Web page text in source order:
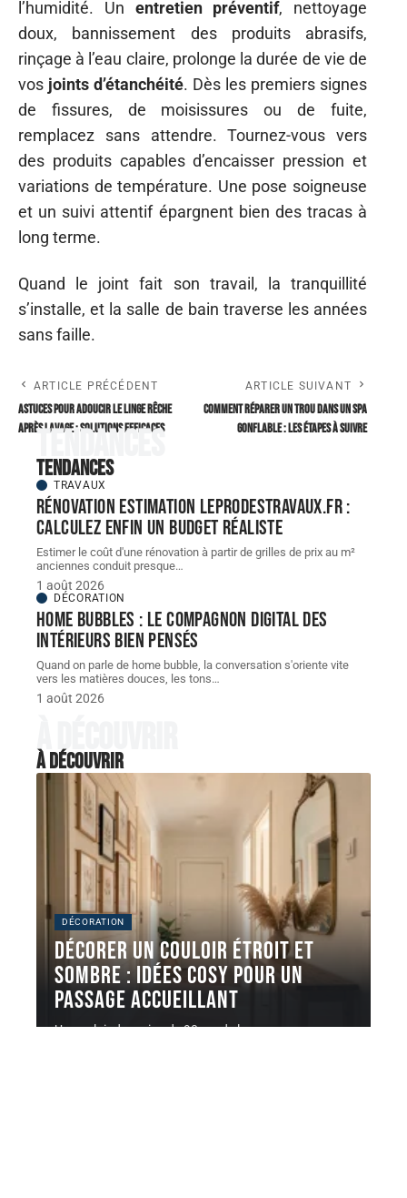
l’humidité. Un entretien préventif, nettoyage
doux, bannissement des produits abrasifs,
rinçage à l’eau claire, prolonge la durée de vie de
vos joints d’étanchéité. Dès les premiers signes
de fissures, de moisissures ou de fuite,
remplacez sans attendre. Tournez-vous vers
des produits capables d’encaisser pression et
variations de température. Une pose soigneuse
et un suivi attentif épargnent bien des tracas à
long terme.
Quand le joint fait son travail, la tranquillité
s’installe, et la salle de bain traverse les années
sans faille.
ARTICLE PRÉCÉDENT
Astuces pour adoucir le linge rêche
après lavage : solutions efficaces
ARTICLE SUIVANT
Comment réparer un trou dans un spa
gonflable : les étapes à suivre
Tendances
Tendances
TRAVAUX
Rénovation estimation leprodestravaux.fr :
calculez enfin un budget réaliste
Estimer le coût d'une rénovation à partir de grilles de prix au m²
anciennes conduit presque…
1 août 2026
DÉCORATION
Home bubbles : le compagnon digital des
intérieurs bien pensés
Quand on parle de home bubble, la conversation s'oriente vite
vers les matières douces, les tons…
1 août 2026
À découvrir
À découvrir
DÉCORATION
Décorer un couloir étroit et
sombre : idées cosy pour un
passage accueillant
Un couloir de moins de 90 cm de large sans source